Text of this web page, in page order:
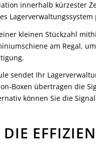
innerhalb kürzester
kleinen Stückzahl
am Regal,
sendet Ihr
Boxen übertragen die
können Sie die
DIE